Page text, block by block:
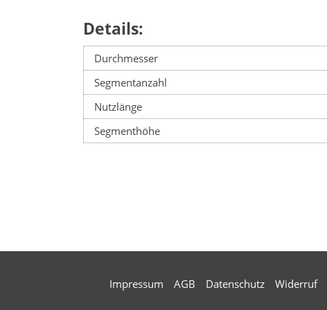
Details:
Durchmesser
Segmentanzahl
Nutzlänge
Segmenthöhe
Impressum AGB Datenschutz Widerruf